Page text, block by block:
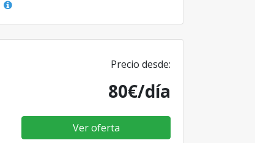
Precio desde:
80€/día
Ver oferta